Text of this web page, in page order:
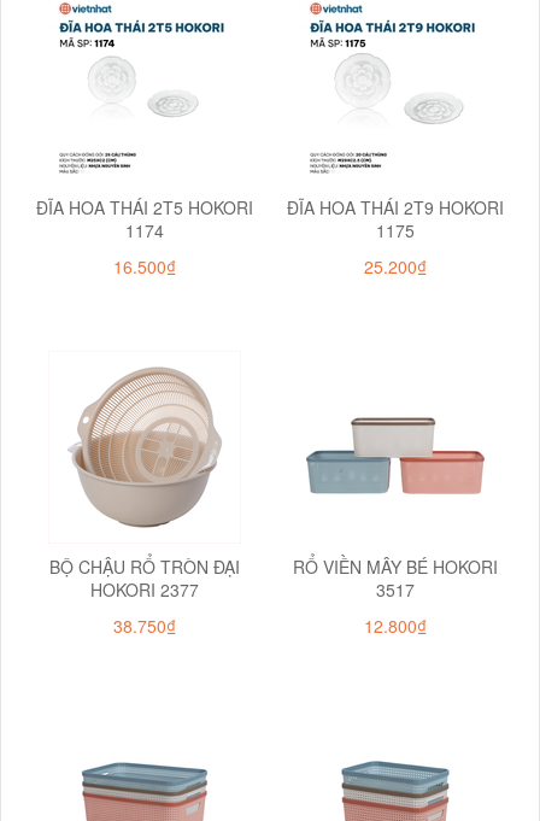
ĐĨA HOA THÁI 2T5 HOKORI
1174
16.500₫
ĐĨA HOA THÁI 2T9 HOKORI
1175
25.200₫
BỘ CHẬU RỔ TRÒN ĐẠI
HOKORI 2377
38.750₫
RỔ VIỀN MÂY BÉ HOKORI
3517
12.800₫